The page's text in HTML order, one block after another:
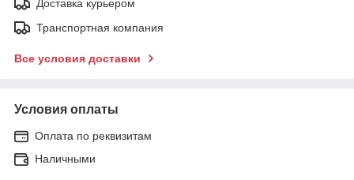
Доставка курьером
Транспортная компания
Все условия доставки
Условия оплаты
Оплата по реквизитам
Наличными